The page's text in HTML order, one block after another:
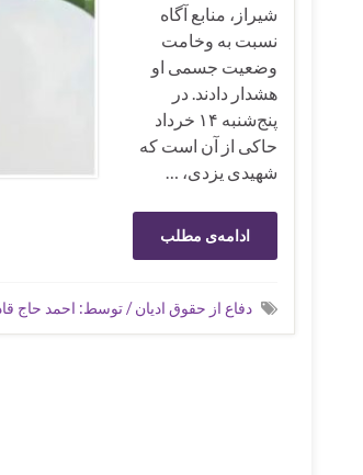
شیراز، منابع آگاه
نسبت به وخامت
وضعیت جسمی او
هشدار دادند. در
پنج‌شنبه ۱۴ خرداد
حاکی از آن است که
شهیدی یزدی، …
ادامه‌ی مطلب
دفاع از حقوق ادیان / توسط: احمد حاج